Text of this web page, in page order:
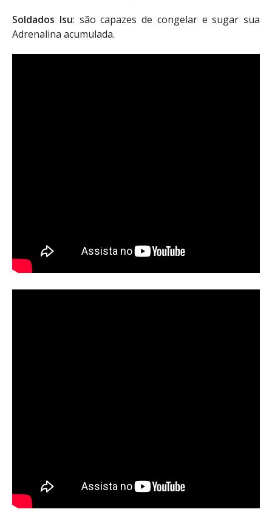
Soldados Isu: são capazes de congelar e sugar sua
Adrenalina acumulada.